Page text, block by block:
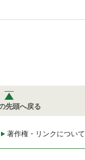
先頭へ戻る
著作権・リンクについて